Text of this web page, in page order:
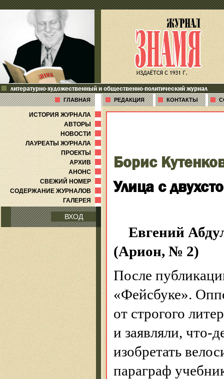
литературно-художественный и общественно-политический журнал
ГЛАВНАЯ РЕДАКЦИЯ КОНТАКТЫ
ИСТОРИЯ ЖУРНАЛА
АВТОРЫ
НОВОСТИ
ЛАУРЕАТЫ ЖУРНАЛА
ПРОЕКТЫ
АРХИВ
АНОНС
СВЕЖИЙ НОМЕР
СОДЕРЖАНИЕ ЖУРНАЛОВ
ГАЛЕРЕЯ
ВХОД
Борис
Улица с
Евгений
(Арион, № 2)
После
«Фейсбуке».
от строгого
и заявляли, что-
изобретать
параграф